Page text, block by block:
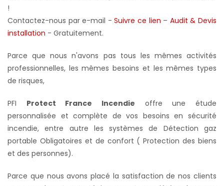
!
Contactez-nous par e-mail -Suivre ce lien – Audit & Devis
installation - Gratuitement.
Parce que nous n'avons pas tous les mêmes activités
professionnelles, les mêmes besoins et les mêmes types
de risques,
PFI Protect France Incendie offre une étude
personnalisée et complète de vos besoins en sécurité
incendie, entre autre les systèmes de Détection gaz
portable Obligatoires et de confort ( Protection des biens
et des personnes).
Parce que nous avons placé la satisfaction de nos clients